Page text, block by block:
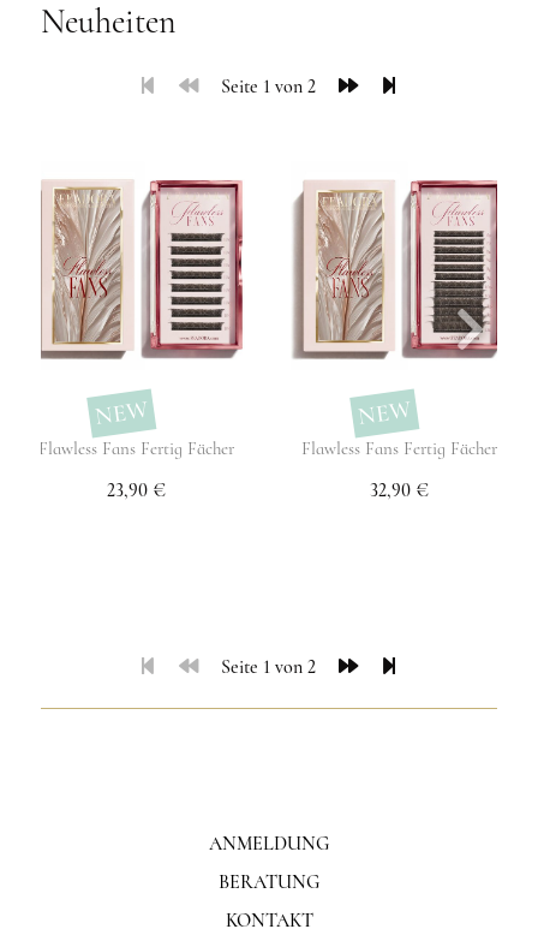
Neuheiten
Seite 1 von 2
NEW
Flawless Fans Fertig Fächer
23,90 €
NEW
Flawless Fans Fertig Fächer
32,90 €
Seite 1 von 2
ANMELDUNG
BERATUNG
KONTAKT